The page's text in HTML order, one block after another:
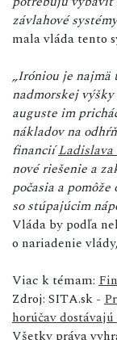
závlahové
mala vláda tento
„Iróniou je najmä
nadmorskej
auguste im
nákladov na
financiíLadislava
nové riešenie a
počasia a
so stúpajúcim
Vláda by podľa
o nariadenie
Viac k témam:
Zdroj: SITA.sk -
horúčav
Všetky práva